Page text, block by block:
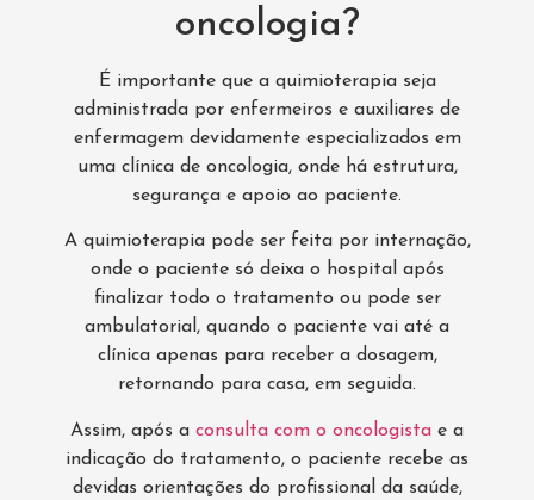
oncologia?
É importante que a quimioterapia seja
administrada por enfermeiros e auxiliares de
enfermagem devidamente especializados em
uma clínica de oncologia, onde há estrutura,
segurança e apoio ao paciente.
A quimioterapia pode ser feita por internação,
onde o paciente só deixa o hospital após
finalizar todo o tratamento ou pode ser
ambulatorial, quando o paciente vai até a
clínica apenas para receber a dosagem,
retornando para casa, em seguida.
Assim, após a consulta com o oncologista e a
indicação do tratamento, o paciente recebe as
devidas orientações do profissional da saúde,